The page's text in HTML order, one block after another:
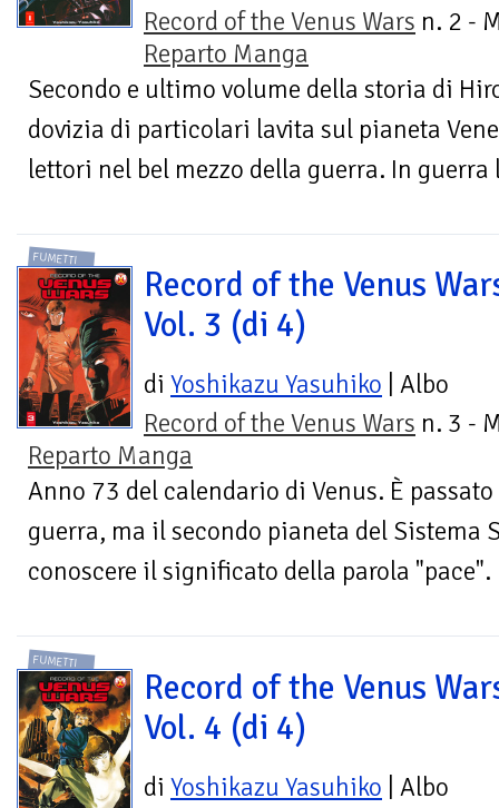
Record of the Venus Wars n. 2 -
Reparto Manga
Secondo e ultimo volume della storia di
dovizia di particolari lavita sul pianeta
lettori nel bel mezzo della guerra. In guerra
FUMETTI
Record of the Venus
Vol. 3 (di 4)
di Yoshikazu Yasuhiko | Albo
Record of the Venus Wars n. 3 -
Reparto Manga
Anno 73 del calendario di Venus. È
guerra, ma il secondo pianeta del Sistema
conoscere il significato della parola
FUMETTI
Record of the Venus
Vol. 4 (di 4)
di Yoshikazu Yasuhiko | Albo